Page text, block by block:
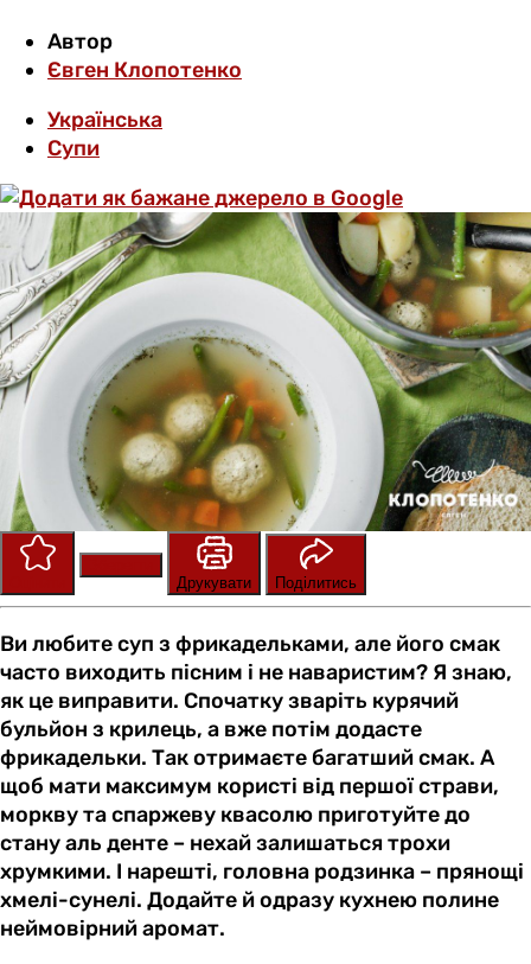
Автор
Євген Клопотенко
Українська
Супи
Друкувати
Поділитись
Ви любите суп з фрикадельками, але його смак
часто виходить пісним і не наваристим? Я знаю,
як це виправити. Спочатку зваріть курячий
бульйон з крилець, а вже потім додасте
фрикадельки. Так отримаєте багатший смак. А
щоб мати максимум користі від першої страви,
моркву та спаржеву квасолю приготуйте до
стану аль денте – нехай залишаться трохи
хрумкими. І нарешті, головна родзинка – прянощі
хмелі-сунелі. Додайте й одразу кухнею полине
неймовірний аромат.